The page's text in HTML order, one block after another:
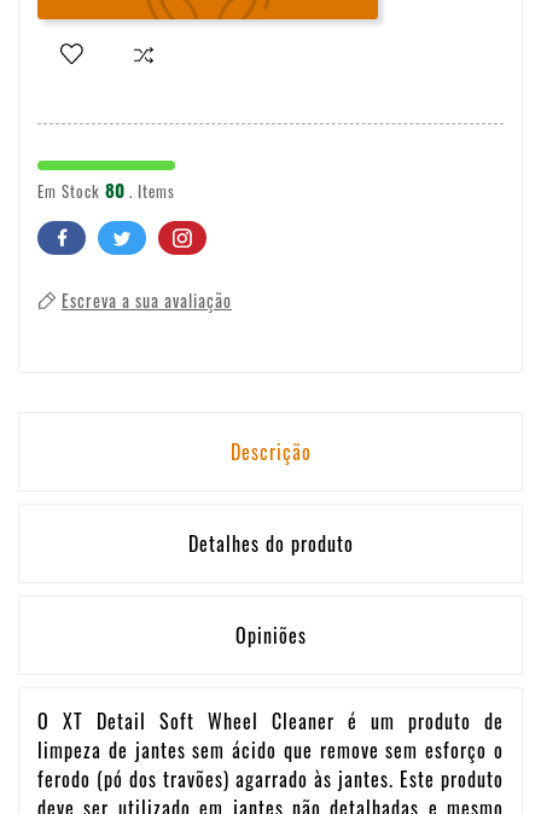
Em Stock 80 . Items
Escreva a sua avaliação
Descrição
Detalhes do produto
Opiniões
O XT Detail Soft Wheel Cleaner é um produto de
limpeza de jantes sem ácido que remove sem esforço o
ferodo (pó dos travões) agarrado às jantes. Este produto
deve ser utilizado em jantes não detalhadas e mesmo